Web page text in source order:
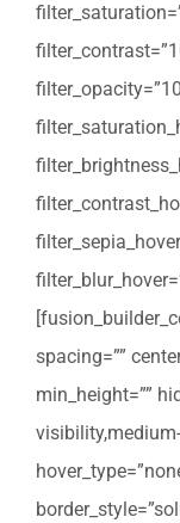
spacing=””
min_height=””